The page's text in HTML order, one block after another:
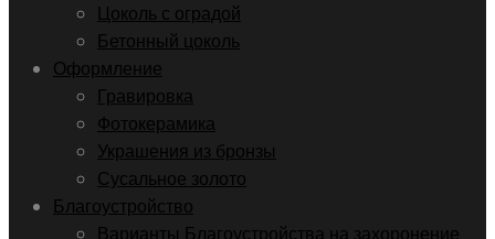
Цоколь с оградой
Бетонный цоколь
Оформление
Гравировка
Фотокерамика
Украшения из бронзы
Сусальное золото
Благоустройство